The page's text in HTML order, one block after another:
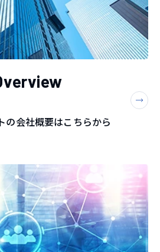
の会社概要はこちらから